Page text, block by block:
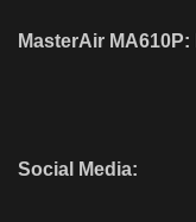
MasterAir MA610P:
Social Media: